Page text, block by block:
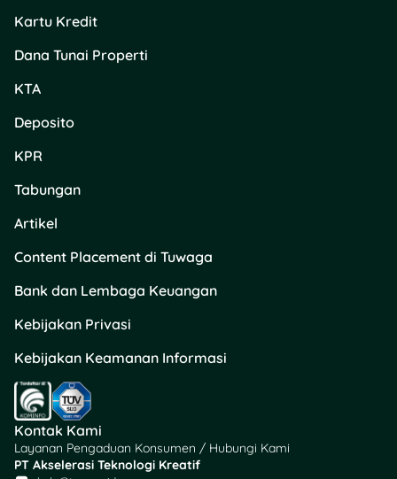
Kartu Kredit
Dana Tunai Properti
KTA
Deposito
KPR
Tabungan
Artikel
Content Placement di Tuwaga
Bank dan Lembaga Keuangan
Kebijakan Privasi
Kebijakan Keamanan Informasi
Kontak Kami
Layanan Pengaduan Konsumen / Hubungi Kami
PT Akselerasi Teknologi Kreatif